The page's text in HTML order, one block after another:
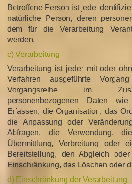
Betroffene Person ist jede
natürliche Person, deren
dem für die Verarbeitung
werden.
c) Verarbeitung
Verarbeitung ist jeder mit oder
Verfahren ausgeführte
Vorgangsreihe im
personenbezogenen Daten
Erfassen, die Organisation, das
die Anpassung oder
Abfragen, die Verwendung,
Übermittlung, Verbreitung oder
Bereitstellung, den Abgleich
Einschränkung, das Löschen oder
d) Einschränkung der Verarbeitung